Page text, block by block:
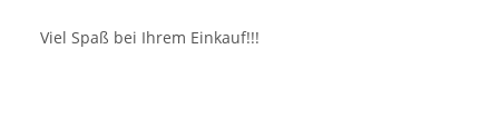
Viel Spaß bei Ihrem Einkauf!!!